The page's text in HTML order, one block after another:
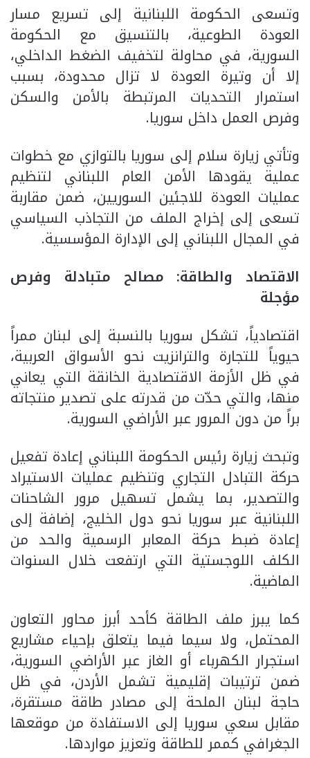
وتسعى الحكومة اللبنانية إلى تسريع مسار
العودة الطوعية، بالتنسيق مع الحكومة
السورية، في محاولة لتخفيف الضغط الداخلي،
إلا أن وتيرة العودة لا تزال محدودة، بسبب
استمرار التحديات المرتبطة بالأمن والسكن
وفرص العمل داخل سوريا.
وتأتي زيارة سلام إلى سوريا بالتوازي مع خطوات
عملية يقودها الأمن العام اللبناني لتنظيم
عمليات العودة للاجئين السوريين، ضمن مقاربة
تسعى إلى إخراج الملف من التجاذب السياسي
في المجال اللبناني إلى الإدارة المؤسسية.
الاقتصاد والطاقة: مصالح متبادلة وفرص
مؤجلة
اقتصادياً، تشكل سوريا بالنسبة إلى لبنان ممراً
حيوياً للتجارة والترانزيت نحو الأسواق العربية،
في ظل الأزمة الاقتصادية الخانقة التي يعاني
منها، والتي حدّت من قدرته على تصدير منتجاته
براً من دون المرور عبر الأراضي السورية.
وتبحث زيارة رئيس الحكومة اللبناني إعادة تفعيل
حركة التبادل التجاري وتنظيم عمليات الاستيراد
والتصدير، بما يشمل تسهيل مرور الشاحنات
اللبنانية عبر سوريا نحو دول الخليج، إضافة إلى
إعادة ضبط حركة المعابر الرسمية والحد من
الكلف اللوجستية التي ارتفعت خلال السنوات
الماضية.
كما يبرز ملف الطاقة كأحد أبرز محاور التعاون
المحتمل، ولا سيما فيما يتعلق بإحياء مشاريع
استجرار الكهرباء أو الغاز عبر الأراضي السورية،
ضمن ترتيبات إقليمية تشمل الأردن، في ظل
حاجة لبنان الملحة إلى مصادر طاقة مستقرة،
مقابل سعي سوريا إلى الاستفادة من موقعها
الجغرافي كممر للطاقة وتعزيز مواردها.